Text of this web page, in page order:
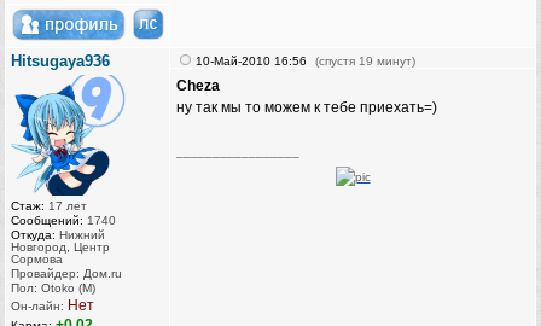
Hitsugaya936
Стаж: 17 лет
Сообщений: 1740
Откуда: Нижний
Новгород, Центр
Сормова
Провайдер: Дом.ru
Пол: Otoko (M)
Он-лайн: Нет
10-Май-2010 16:56 (спустя 19 минут)
Cheza
ну так мы то можем к тебе приехать=)